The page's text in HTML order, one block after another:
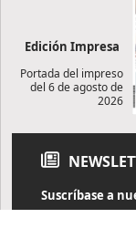
Edición Impresa
Portada del impreso
del 6 de agosto de
2026
Suscríbase a
Reciba